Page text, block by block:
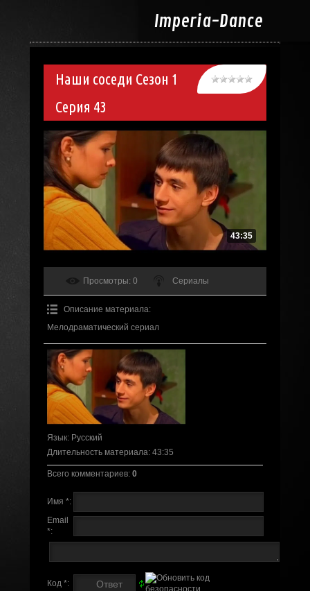
Imperia-Dance
Наши соседи Сезон 1
Серия 43
43:35
Просмотры: 0 Сериалы
Описание материала:
Мелодраматический сериал
Язык: Русский
Длительность материала: 43:35
Всего комментариев: 0
Имя *:
Email
*:
Код *: